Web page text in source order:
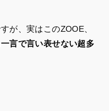
が、実はこのZOOE、
言で言い表せない超多